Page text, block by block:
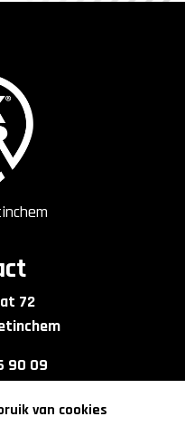
72
90 09
van cookies